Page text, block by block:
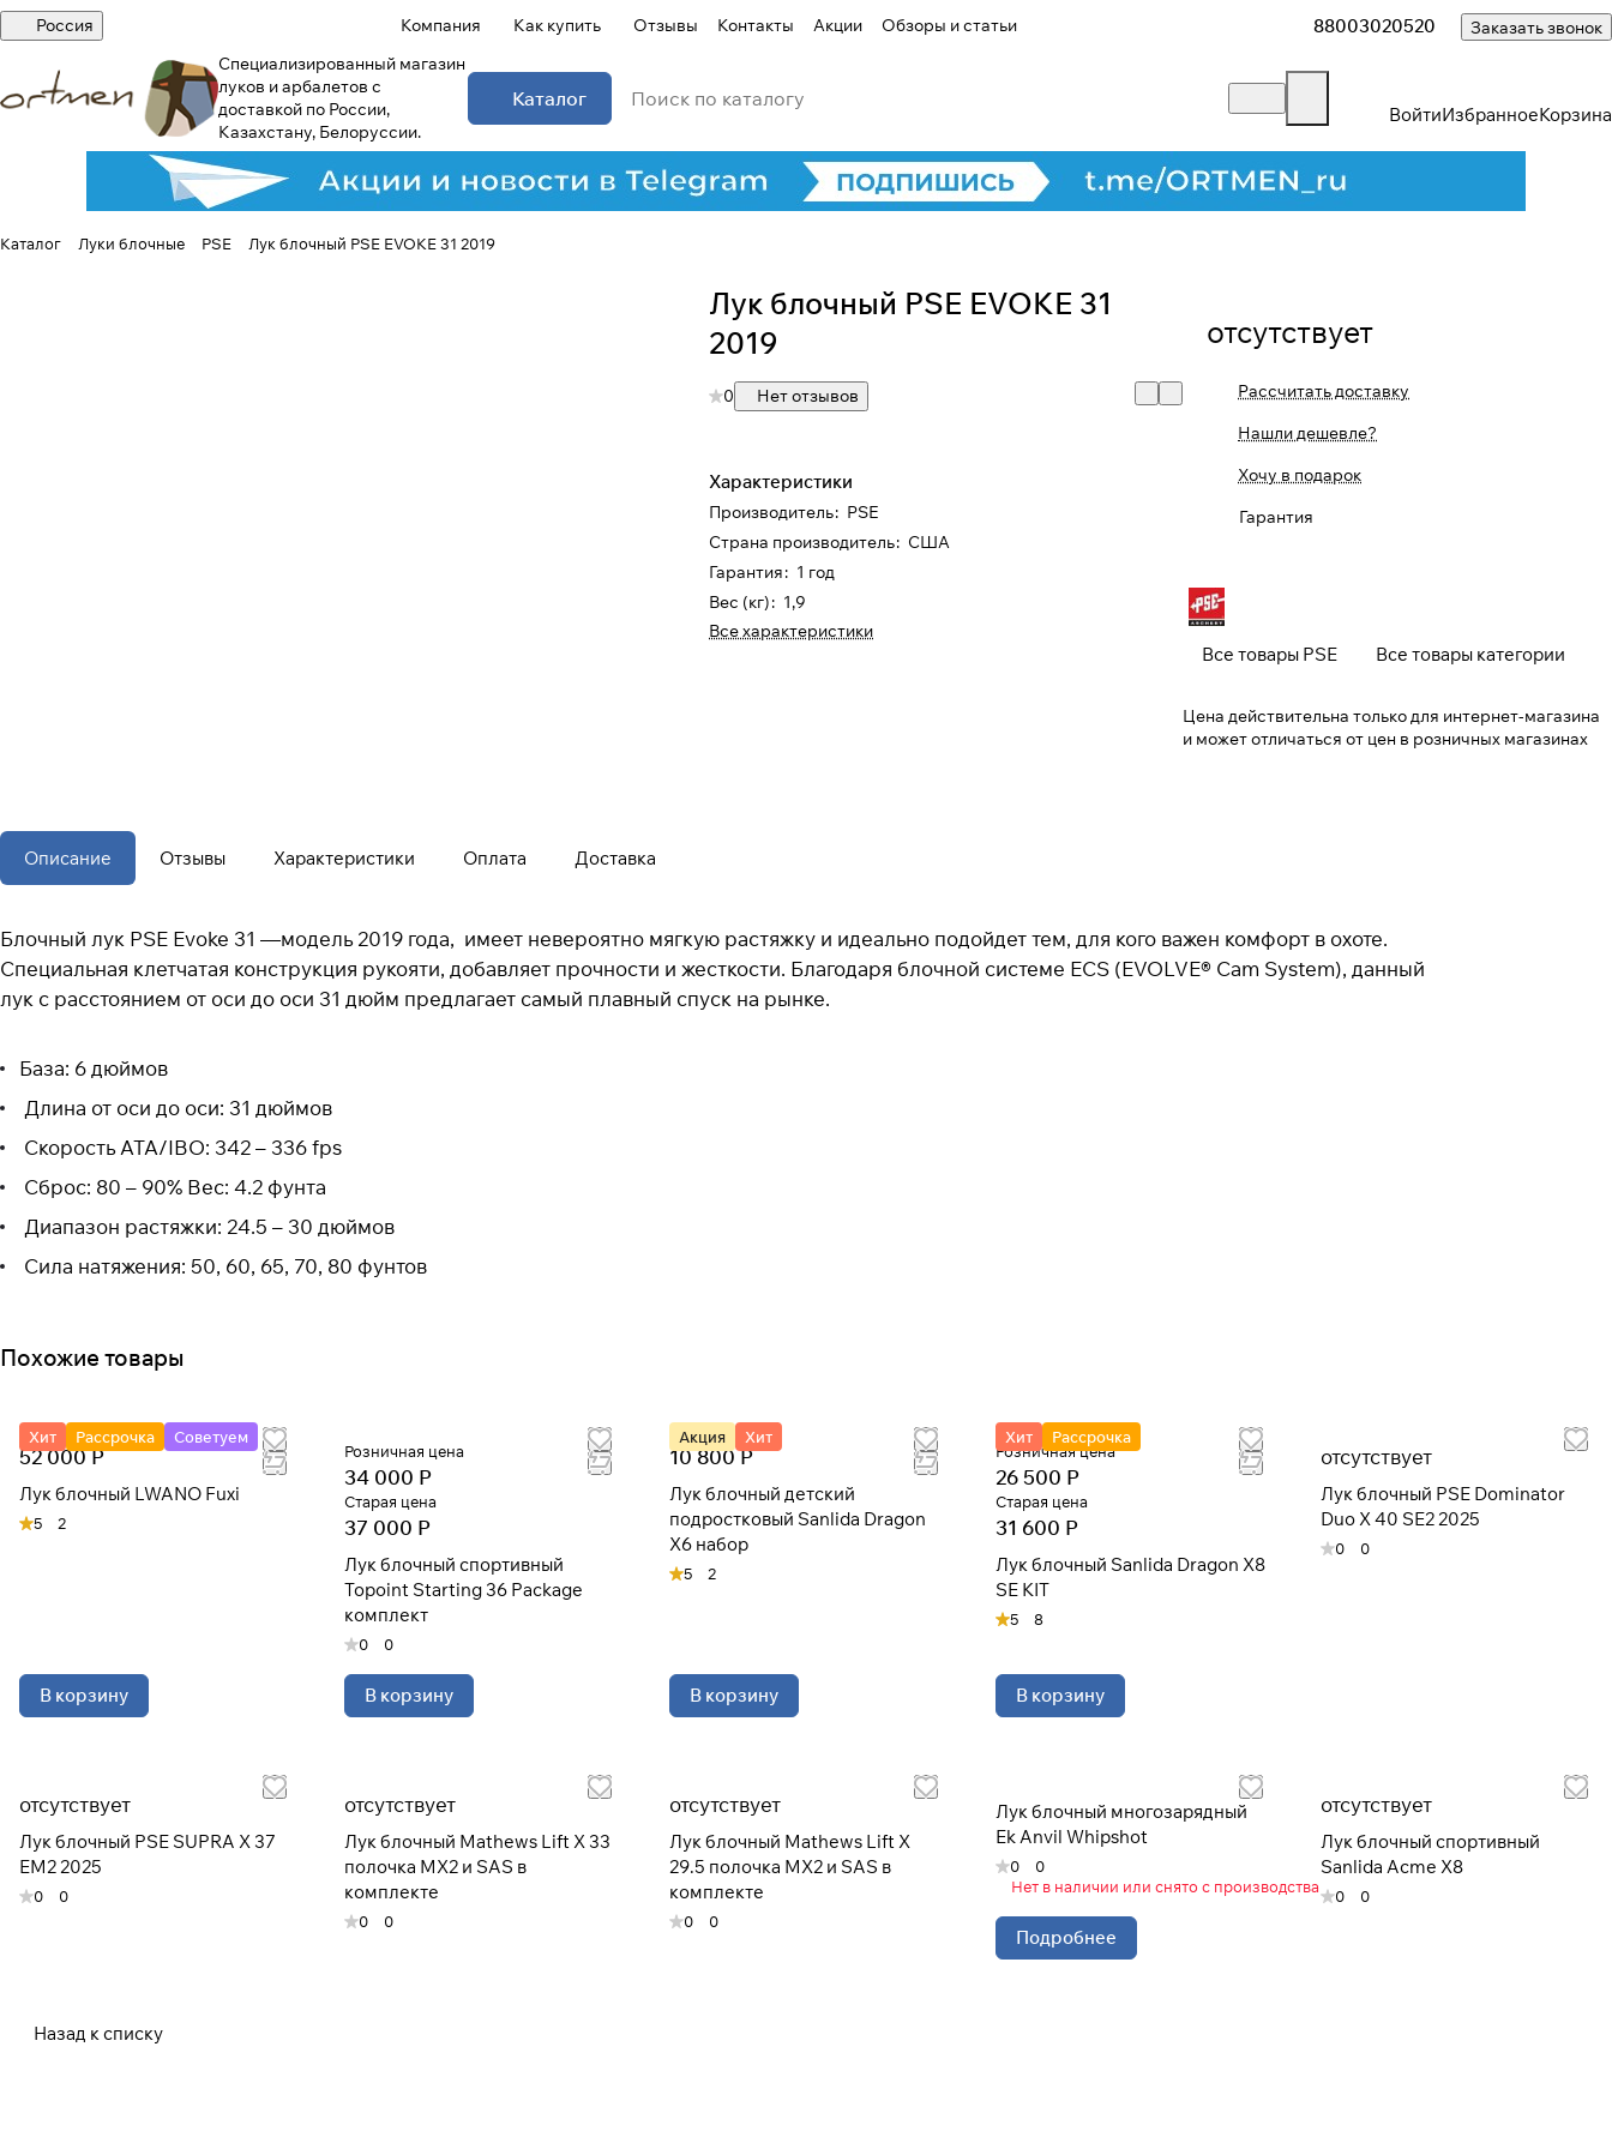
Россия Компания Как купить Отзывы Контакты Акции Обзоры и статьи 88003020520 Заказать звонок
Специализированный магазин
луков и арбалетов с
доставкой по России,
Казахстану, Белоруссии.
Каталог
ВойтиИзбранноеКорзина
Каталог Луки блочные PSE Лук блочный PSE EVOKE 31 2019
Лук блочный PSE EVOKE 31
2019
0 Нет отзывов
Характеристики
Производитель: PSE
Страна производитель: США
Гарантия: 1 год
Вес (кг): 1,9
Все характеристики
отсутствует
Рассчитать доставку
Нашли дешевле?
Хочу в подарок
Гарантия
Все товары PSE Все товары категории
Цена действительна только для интернет-магазина
и может отличаться от цен в розничных магазинах
Описание Отзывы Характеристики Оплата Доставка
Блочный лук PSE Evoke 31 —модель 2019 года, имеет невероятно мягкую растяжку и идеально подойдет тем, для кого важен комфорт в охоте.
Специальная клетчатая конструкция рукояти, добавляет прочности и жесткости. Благодаря блочной системе ECS (EVOLVE® Cam System), данный
лук с расстоянием от оси до оси 31 дюйм предлагает самый плавный спуск на рынке.
База: 6 дюймов
Длина от оси до оси: 31 дюймов
Скорость ATA/IBO: 342 – 336 fps
Сброс: 80 – 90% Вес: 4.2 фунта
Диапазон растяжки: 24.5 – 30 дюймов
Сила натяжения: 50, 60, 65, 70, 80 фунтов
Похожие товары
Хит Рассрочка Советуем
52 000 Р
Лук блочный LWANO Fuxi
5 2
В корзину
Розничная цена
34 000 Р
Старая цена
37 000 Р
Лук блочный спортивный
Topoint Starting 36 Package
комплект
0 0
В корзину
Акция Хит
10 800 Р
Лук блочный детский
подростковый Sanlida Dragon
X6 набор
5 2
В корзину
Хит Рассрочка
Розничная цена
26 500 Р
Старая цена
31 600 Р
Лук блочный Sanlida Dragon X8
SE KIT
5 8
В корзину
отсутствует
Лук блочный PSE Dominator
Duo X 40 SE2 2025
0 0
отсутствует
Лук блочный PSE SUPRA X 37
EM2 2025
0 0
отсутствует
Лук блочный Mathews Lift X 33
полочка MX2 и SAS в
комплекте
0 0
отсутствует
Лук блочный Mathews Lift X
29.5 полочка MX2 и SAS в
комплекте
0 0
Лук блочный многозарядный
Ek Anvil Whipshot
0
0
Нет в наличии или снято с производства
Подробнее
отсутствует
Лук блочный спортивный
Sanlida Acme X8
0 0
Назад к списку
Закрыть
Оставшиеся 75% будут
списываться
с вашей картыпо каждые 2 недели
* При оплате через
применяются.
об оплате Плайтом
25
раз в 2
Остались вопросы?
8 800 302-02-51